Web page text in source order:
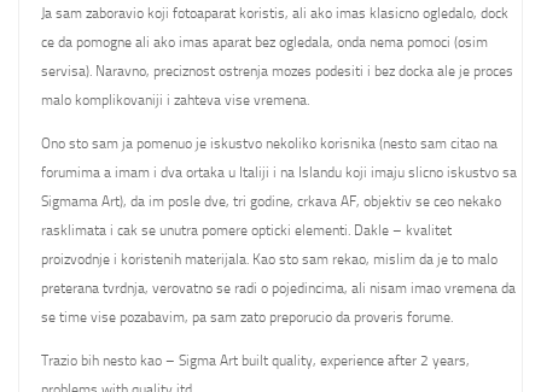
Ja sam zaboravio koji fotoaparat koristis, ali ako imas klasicno ogledalo, dock
ce da pomogne ali ako imas aparat bez ogledala, onda nema pomoci (osim
servisa). Naravno, preciznost ostrenja mozes podesiti i bez docka ale je proces
malo komplikovaniji i zahteva vise vremena.
Ono sto sam ja pomenuo je iskustvo nekoliko korisnika (nesto sam citao na
forumima a imam i dva ortaka u Italiji i na Islandu koji imaju slicno iskustvo sa
Sigmama Art), da im posle dve, tri godine, crkava AF, objektiv se ceo nekako
rasklimata i cak se unutra pomere opticki elementi. Dakle – kvalitet
proizvodnje i koristenih materijala. Kao sto sam rekao, mislim da je to malo
preterana tvrdnja, verovatno se radi o pojedincima, ali nisam imao vremena da
se time vise pozabavim, pa sam zato preporucio da proveris forume.
Trazio bih nesto kao – Sigma Art built quality, experience after 2 years,